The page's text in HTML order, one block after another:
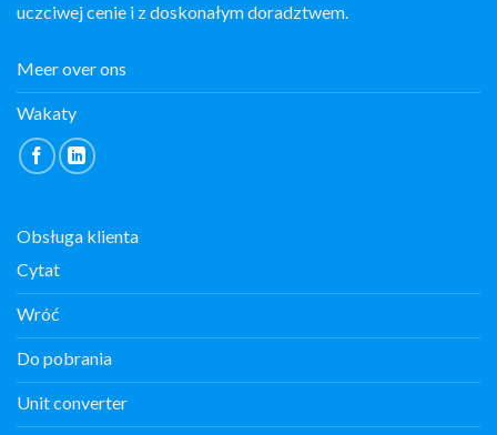
uczciwej cenie i z doskonałym doradztwem.
Meer over ons
Wakaty
Obsługa klienta
Cytat
Wróć
Do pobrania
Unit converter